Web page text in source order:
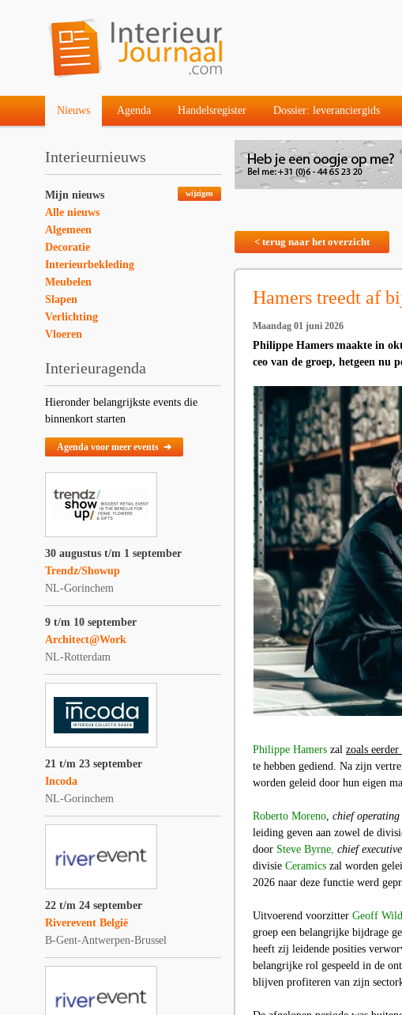
Nieuws Agenda Handelsregister Dossier: leveranciergids
Interieurnieuws
wijzigen
Mijn nieuws
Alle nieuws
Algemeen
Decoratie
Interieurbekleding
Meubelen
Slapen
Verlichting
Vloeren
Interieuragenda
Hieronder belangrijkste events die
binnenkort starten
Agenda voor meer events ➔
30 augustus t/m 1 september
Trendz/Showup
NL-Gorinchem
9 t/m 10 september
Architect@Work
NL-Rotterdam
21 t/m 23 september
Incoda
NL-Gorinchem
22 t/m 24 september
Riverevent België
B-Gent-Antwerpen-Brussel
< terug naar het overzicht
Hamers treedt af
Maandag 01 juni 2026
Philippe Hamers maakte in
ceo van de groep, hetgeen nu
Philippe Hamers zal zoals
te hebben gediend. Na zijn
worden geleid door hun eigen
Roberto Moreno, chief
leiding geven aan zowel de
door Steve Byrne, chief executive
divisie Ceramics zal worden
2026 naar deze functie werd
Uitvoerend voorzitter Geoff
groep een belangrijke bijdrage
heeft zij leidende posities
belangrijke rol gespeeld in de
blijven profiteren van zijn